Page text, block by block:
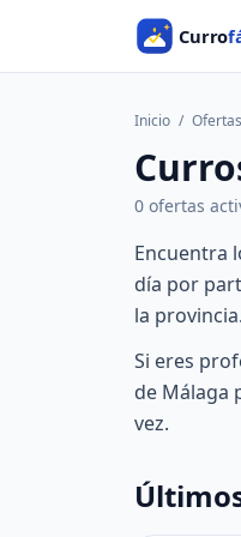
Inicio / Ofertas
0 ofertas
Encuentra
día por
la
Si eres
de Málaga
vez.